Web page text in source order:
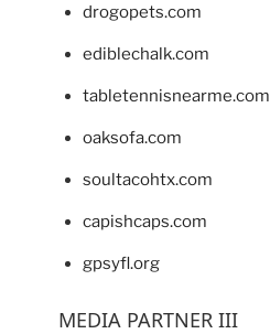
drogopets.com
ediblechalk.com
tabletennisnearme.com
oaksofa.com
soultacohtx.com
capishcaps.com
gpsyfl.org
MEDIA PARTNER III